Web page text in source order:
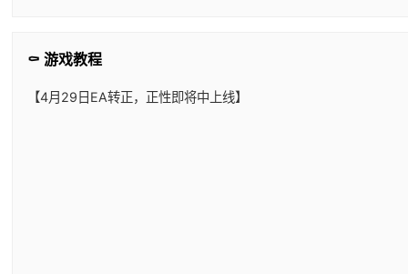
⚰️ 游戏教程
【4月29日EA转正，正性即将中上线】